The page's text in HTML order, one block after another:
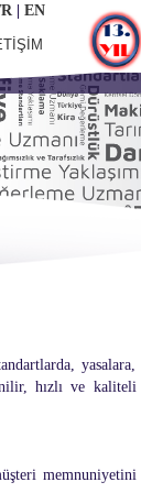
| EN
yasalara,
hızlı ve kaliteli
memnuniyetini